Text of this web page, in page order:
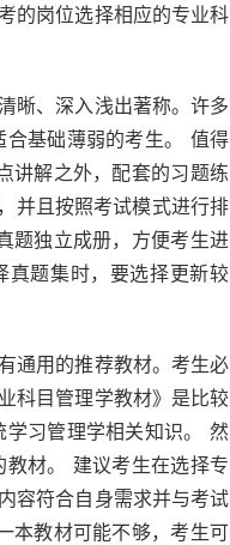
的岗位选择相应的专业科
晰、深入浅出著称。许多
基础薄弱的考生。 值得
讲解之外，配套的习题练
并且按照考试模式进行排
题独立成册，方便考生进
真题集时，要选择更新较
通用的推荐教材。考生必
科目管理学教材》是比较
习管理学相关知识。 然
材。 建议考生在选择专
容符合自身需求并与考试
本教材可能不够，考生可